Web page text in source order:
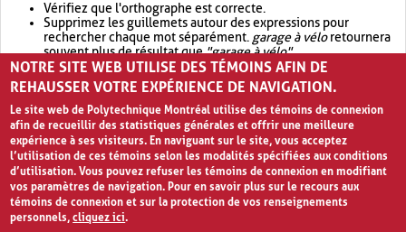
Vérifiez que l'orthographe est correcte.
Supprimez les guillemets autour des expressions pour
rechercher chaque mot séparément. garage à véloretournera
souvent plus de résultat que"garage à vélo".
Envisagez d'élargir votre recherche avec OR.garage OR vélo
retournera souvent plus de résultat quegarage à vélo
NOTRE SITE WEB UTILISE DES TÉMOINS AFIN DE
REHAUSSER VOTRE EXPÉRIENCE DE NAVIGATION.
Le site web de Polytechnique Montréal utilise des témoins de connexion
afin de recueillir des statistiques générales et offrir une meilleure
expérience à ses visiteurs. En naviguant sur le site, vous acceptez
l’utilisation de ces témoins selon les modalités spécifiées aux conditions
d’utilisation. Vous pouvez refuser les témoins de connexion en modifiant
vos paramètres de navigation. Pour en savoir plus sur le recours aux
témoins de connexion et sur la protection de vos renseignements
personnels,cliquez ici.